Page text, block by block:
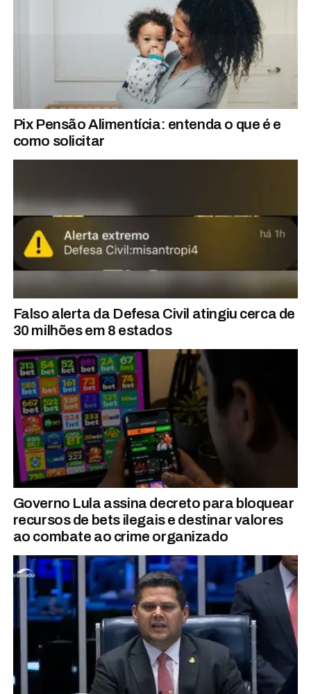
Pix Pensão Alimentícia: entenda o que é e
como solicitar
Falso alerta da Defesa Civil atingiu cerca de
30 milhões em 8 estados
Governo Lula assina decreto para bloquear
recursos de bets ilegais e destinar valores
ao combate ao crime organizado